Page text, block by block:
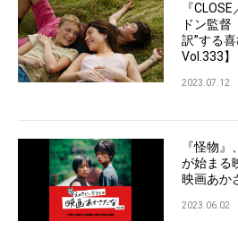
『
ドン監
訳”する
Vol.333】
2023.07.12
『怪物
が始まる
映画あか
2023.06.02